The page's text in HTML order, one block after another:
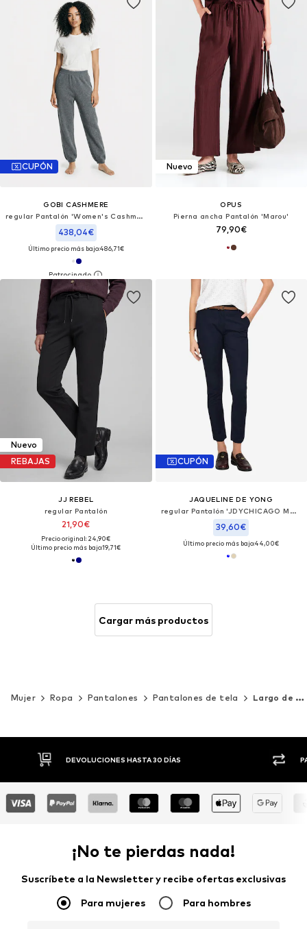
CUPÓN
GOBI CASHMERE
regular Pantalón 'Women's Cashmere Sweatpants'
438,04€
Último precio más bajo:486,71€
Nuevo
OPUS
Pierna ancha Pantalón 'Marou'
79,90€
Nuevo
REBAJAS
JJ REBEL
regular Pantalón
21,90€
Precio original: 24,90€
Último precio más bajo:19,71€
CUPÓN
JAQUELINE DE YONG
regular Pantalón 'JDYCHICAGO MW BELT CHINO PANTS WVN NOOS 15311897'
39,60€
Último precio más bajo:44,00€
Cargar más productos
Mujer Ropa Pantalones Pantalones de tela Largo de 7/8
PAGO FLEXIBLE
¡No te pierdas nada!
Suscríbete a la Newsletter y recibe ofertas exclusivas
Para mujeres Para hombres